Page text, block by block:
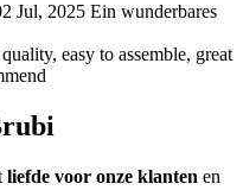
Jul, 2025 Ein wunderbares
easy to assemble, great
liefde voor onze klanten en